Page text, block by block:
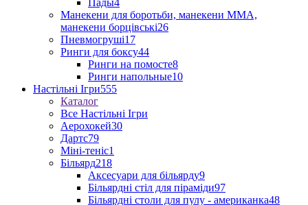
Пады4
Манекени для боротьби, манекени ММА,
манекени борцівські26
Пневмогруші17
Ринги для боксу44
Ринги на помосте8
Ринги напольные10
Настільні Ігри555
Каталог
Все Настільні Ігри
Аерохокей30
Дартс79
Міні-теніс1
Більярд218
Аксесуари для більярду9
Більярдні стіл для піраміди97
Більярдні столи для пулу - американка48